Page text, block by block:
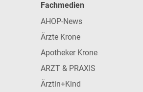
Fachmedien
AHOP-News
Ärzte Krone
Apotheker Krone
ARZT & PRAXIS
Ärztin+Kind